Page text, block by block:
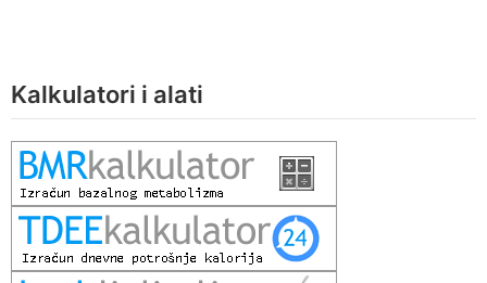
Kalkulatori i alati